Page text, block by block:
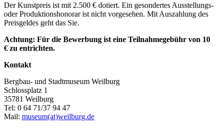
Der Kunstpreis ist mit 2.500 € dotiert. Ein gesondertes Ausstellungs-
oder Produktionshonorar ist nicht vorgesehen. Mit Auszahlung des
Preisgeldes geht das Sie.
Achtung: Für die Bewerbung ist eine Teilnahmegebühr von 10
€ zu entrichten.
Kontakt
Bergbau- und Stadtmuseum Weilburg
Schlossplatz 1
35781 Weilburg
Tel: 0 64 71/37 94 47
Mail: museum(at)weilburg.de